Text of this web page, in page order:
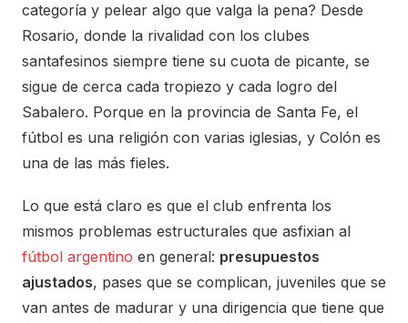
categoría y pelear algo que valga la pena? Desde
Rosario, donde la rivalidad con los clubes
santafesinos siempre tiene su cuota de picante, se
sigue de cerca cada tropiezo y cada logro del
Sabalero. Porque en la provincia de Santa Fe, el
fútbol es una religión con varias iglesias, y Colón es
una de las más fieles.
Lo que está claro es que el club enfrenta los
mismos problemas estructurales que asfixian al
fútbol argentino en general: presupuestos
ajustados, pases que se complican, juveniles que se
van antes de madurar y una dirigencia que tiene que